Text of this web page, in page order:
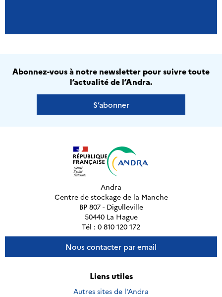
Abonnez-vous à notre newsletter pour suivre toute
l’actualité de l’Andra.
S’abonner
Andra
Centre de stockage de la Manche
BP 807 - Digulleville
50440 La Hague
Tél : 0 810 120 172
Nous contacter par email
Liens utiles
Autres sites de l'Andra